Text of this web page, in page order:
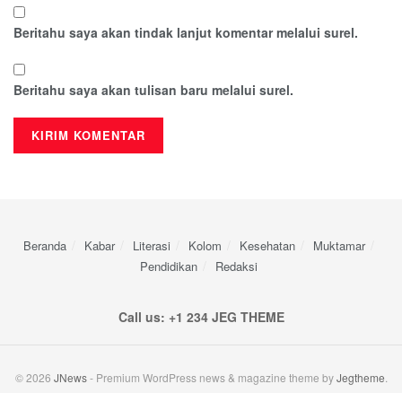
Beritahu saya akan tindak lanjut komentar melalui surel.
Beritahu saya akan tulisan baru melalui surel.
Beranda Kabar Literasi Kolom Kesehatan
Muktamar
Pendidikan
Redaksi
Call us: +1 234 JEG THEME
© 2026 JNews- Premium WordPress news & magazine theme byJegtheme